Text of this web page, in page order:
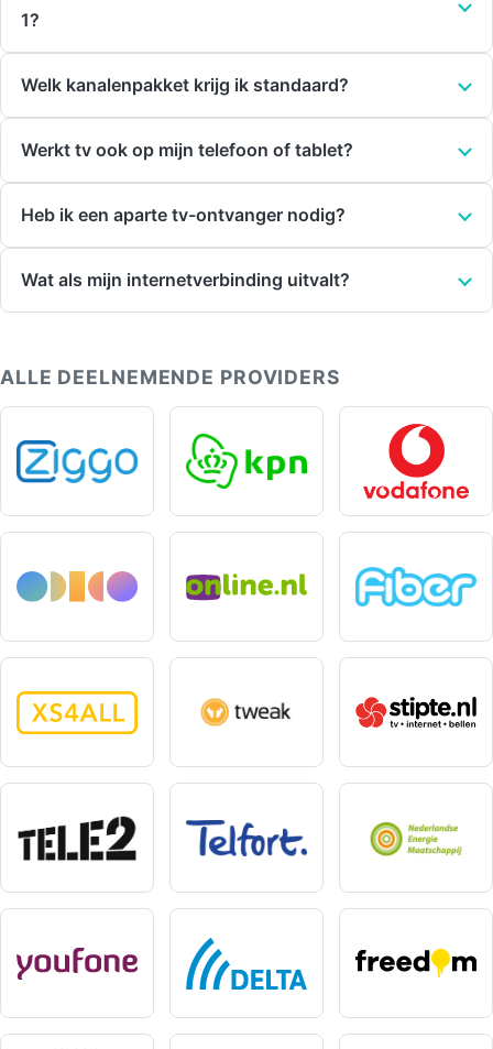
1?
Welk kanalenpakket krijg ik standaard?
Werkt tv ook op mijn telefoon of tablet?
Heb ik een aparte tv-ontvanger nodig?
Wat als mijn internetverbinding uitvalt?
ALLE DEELNEMENDE PROVIDERS